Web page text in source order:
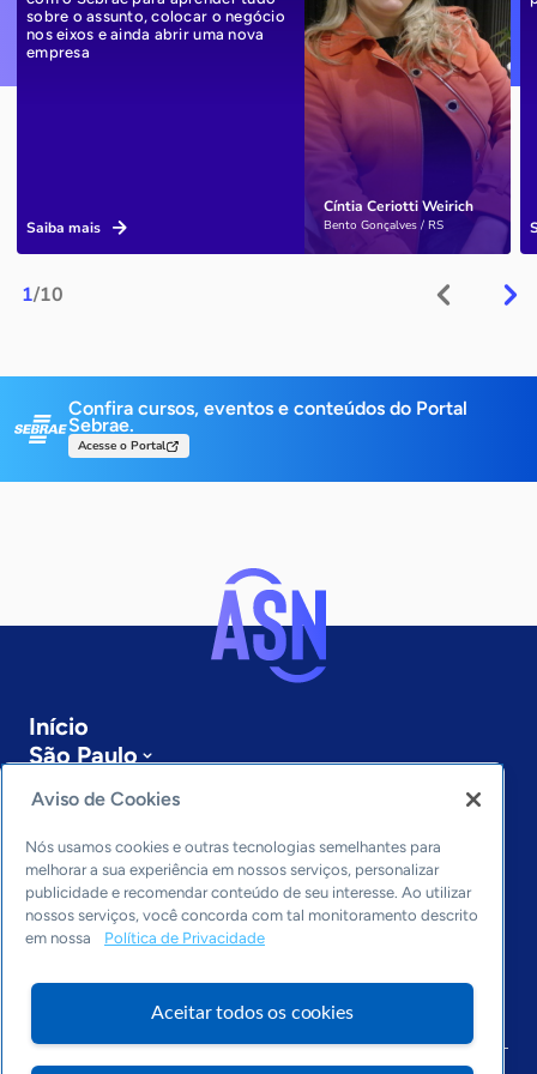
1/10
Cíntia Ceriotti Weirich
Bento Gonçalves / RS
sobre o assunto, colocar o negócio
nos eixos e ainda abrir uma nova
empresa
Saiba mais
Confira cursos, eventos e conteúdos do Portal
Sebrae.
Acesse o Portal
Início
São Paulo
Sobre a ASN
Últimas notícias
Entre em contato
Editorias
Economia & Política
Inovação & Tecnologia
Cultura empreendedora
Arquivo
Aviso de Cookies
Nós usamos cookies e outras tecnologias semelhantes para
melhorar a sua experiência em nossos serviços, personalizar
publicidade e recomendar conteúdo de seu interesse. Ao utilizar
nossos serviços, você concorda com tal monitoramento descrito
em nossa
Política de Privacidade
Aceitar todos os cookies